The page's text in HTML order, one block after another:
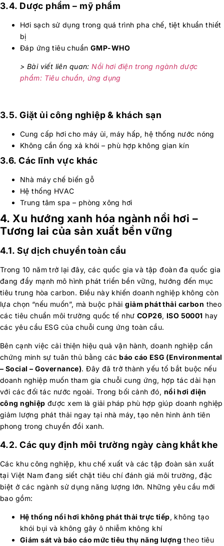
3.4. Dược phẩm – mỹ phẩm
Hơi sạch sử dụng trong quá trình pha chế, tiệt khuẩn thiết
bị
Đáp ứng tiêu chuẩn GMP-WHO
> Bài viết liên quan:Nồi hơi điện trong ngành dược
phẩm: Tiêu chuẩn, ứng dụng
3.5. Giặt ủi công nghiệp & khách sạn
Cung cấp hơi cho máy ủi, máy hấp, hệ thống nước nóng
Không cần ống xả khói – phù hợp không gian kín
3.6. Các lĩnh vực khác
Nhà máy chế biến gỗ
Hệ thống HVAC
Trung tâm spa – phòng xông hơi
4. Xu hướng xanh hóa ngành nồi hơi –
Tương lai của sản xuất bền vững
4.1. Sự dịch chuyển toàn cầu
Trong 10 năm trở lại đây, các quốc gia và tập đoàn đa quốc gia
đang đẩy mạnh mô hình phát triển bền vững, hướng đến mục
tiêu trung hòa carbon. Điều này khiến doanh nghiệp không còn
lựa chọn “nếu muốn”, mà buộc phảigiảm phát thải carbon theo
các tiêu chuẩn môi trường quốc tế như COP26, ISO 50001 hay
các yêu cầu ESG của chuỗi cung ứng toàn cầu.
Bên cạnh việc cải thiện hiệu quả vận hành, doanh nghiệp cần
chứng minh sự tuân thủ bằng cácbáo cáo ESG (Environmental
– Social – Governance). Đây đã trở thành yếu tố bắt buộc nếu
doanh nghiệp muốn tham gia chuỗi cung ứng, hợp tác dài hạn
với các đối tác nước ngoài. Trong bối cảnh đó, nồi hơi điện
công nghiệp được xem là giải pháp phù hợp giúp doanh nghiệp
giảm lượng phát thải ngay tại nhà máy, tạo nên hình ảnh tiên
phong trong chuyển đổi xanh.
4.2. Các quy định môi trường ngày càng khắt khe
Các khu công nghiệp, khu chế xuất và các tập đoàn sản xuất
tại Việt Nam đang siết chặt tiêu chí đánh giá môi trường, đặc
biệt ở các ngành sử dụng năng lượng lớn. Những yêu cầu mới
bao gồm:
Hệ thống nồi hơi không phát thải trực tiếp, không tạo
khói bụi và không gây ô nhiễm không khí
Giám sát và báo cáo mức tiêu thụ năng lượng theo tiêu